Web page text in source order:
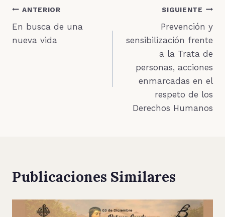
Navegación
de
ANTERIOR
En busca de una
nueva vida
SIGUIENTE
Prevención y
sensibilización frente
a la Trata de
personas, acciones
enmarcadas en el
respeto de los
Derechos Humanos
Publicaciones Similares